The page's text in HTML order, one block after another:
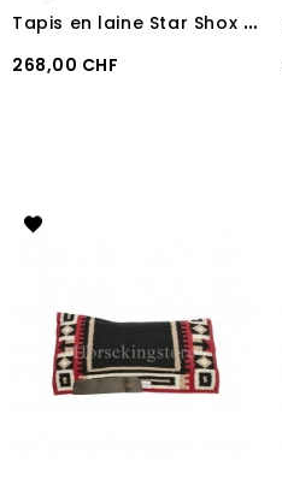
T
apis en laine Star Shox Pool's Rose
268,00 CHF